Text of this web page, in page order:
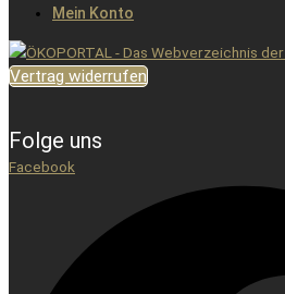
Mein Konto
Vertrag widerrufen
Folge uns
Facebook